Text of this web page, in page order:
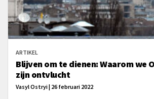
ARTIKEL
Blijven om te dienen: Waarom we
zijn ontvlucht
Vasyl Ostryi | 26 februari 2022